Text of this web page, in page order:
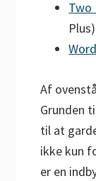
Two
Plus)
Af
Grunden
til at
ikke kun
er en